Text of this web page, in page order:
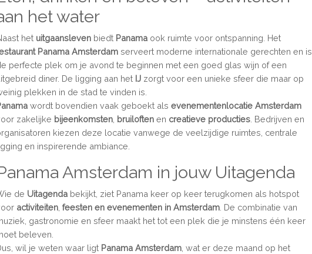
het water
het uitgaansleven biedt Panama ook ruimte voor ontspanning. Het
PanamaAmsterdamserveert moderne internationale gerechten en is
perfecte plek om je avond te beginnen met een goed glas wijn of een
diner. De ligging aan het IJ zorgt voor een unieke sfeer die maar op
plekken in de stad te vinden is.
wordt bovendien vaak geboekt alsevenementenlocatie Amsterdam
zakelijke bijeenkomsten bruiloften en creatieve producties . Bedrijven en
kiezen deze locatie vanwege de veelzijdige ruimtes, centrale
en inspirerende ambiance.
Amsterdam in jouw Uitagenda
de Uitagenda bekijkt, ziet Panama keer op keer terugkomen als hotspot
activiteiten ,feesten en evenementen in Amsterdam . De combinatie van
gastronomie en sfeer maakt het tot een plek die je minstens één keer
beleven.
wil je weten waar ligt Panama Amsterdam , wat er deze maand op het